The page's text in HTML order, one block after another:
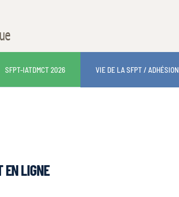
SFPT-IATDMCT 2026 VIE DE LA SFPT / ADHÉSION
EN LIGNE